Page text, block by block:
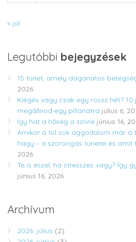
« júl
Legutóbbi bejegyzések
15 tünet, amely daganatos
2026
Kiégés vagy csak egy rossz hét?
megállnod egy pillanatra július 6,
Így hat a hőség a szívre június 16,
Amikor a túl sok aggodalom már a
hagy – a szorongás tünetei és amit
2026
Te is eszel, ha stresszes vagy? Így
június 16, 2026
Archívum
2026. július (2)